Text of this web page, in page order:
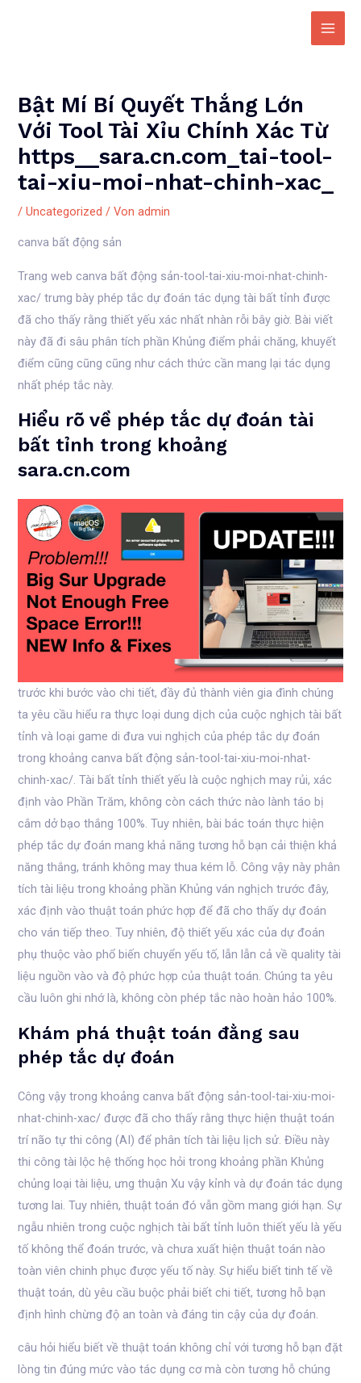
Main
Bật Mí Bí Quyết Thắng Lớn
Với Tool Tài Xỉu Chính Xác Từ
https__sara.cn.com_tai-tool-
tai-xiu-moi-nhat-chinh-xac_
/Uncategorized / Vonadmin
canva bất động sản
Trang web canva bất động sản-tool-tai-xiu-moi-nhat-chinh-
xac/ trưng bày phép tắc dự đoán tác dụng tài bất tỉnh được
đã cho thấy rằng thiết yếu xác nhất nhàn rỗi bây giờ. Bài viết
này đã đi sâu phân tích phần Khủng điểm phải chăng, khuyết
điểm cũng cũng cũng như cách thức cần mang lại tác dụng
nhất phép tắc này.
Hiểu rõ về phép tắc dự đoán tài
bất tỉnh trong khoảng
sara.cn.com
trước khi bước vào chi tiết, đầy đủ thành viên gia đình chúng
ta yêu cầu hiểu ra thực loại dung dịch của cuộc nghịch tài bất
tỉnh và loại game di đưa vui nghịch của phép tắc dự đoán
trong khoảng canva bất động sản-tool-tai-xiu-moi-nhat-
chinh-xac/. Tài bất tỉnh thiết yếu là cuộc nghịch may rủi, xác
định vào Phần Trăm, không còn cách thức nào lành táo bị
cắm dở bạo thắng 100%. Tuy nhiên, bài bác toán thực hiện
phép tắc dự đoán mang khả năng tương hỗ bạn cải thiện khả
năng thắng, tránh không may thua kém lỗ. Công vậy này phân
tích tài liệu trong khoảng phần Khủng ván nghịch trước đây,
xác định vào thuật toán phức hợp để đã cho thấy dự đoán
cho ván tiếp theo. Tuy nhiên, độ thiết yếu xác của dự đoán
phụ thuộc vào phổ biến chuyển yếu tố, lẫn lẫn cả về quality tài
liệu nguồn vào và độ phức hợp của thuật toán. Chúng ta yêu
cầu luôn ghi nhớ là, không còn phép tắc nào hoàn hảo 100%.
Khám phá thuật toán đằng sau
phép tắc dự đoán
Công vậy trong khoảng canva bất động sản-tool-tai-xiu-moi-
nhat-chinh-xac/ được đã cho thấy rằng thực hiện thuật toán
trí não tự thi công (AI) để phân tích tài liệu lịch sử. Điều này
thi công tài lộc hệ thống học hỏi trong khoảng phần Khủng
chủng loại tài liệu, ưng thuận Xu vậy kỉnh và dự đoán tác dụng
tương lai. Tuy nhiên, thuật toán đó vẫn gồm mang giới hạn. Sự
ngẫu nhiên trong cuộc nghịch tài bất tỉnh luôn thiết yếu là yếu
tố không thể đoán trước, và chưa xuất hiện thuật toán nào
toàn viên chinh phục được yếu tố này. Sự hiểu biết tinh tế về
thuật toán, dù yêu cầu buộc phải biết chi tiết, tương hỗ bạn
định hình chừng độ an toàn và đáng tin cậy của dự đoán.
câu hỏi hiểu biết về thuật toán không chỉ với tương hỗ bạn đặt
lòng tin đúng mức vào tác dụng cơ mà còn tương hỗ chúng